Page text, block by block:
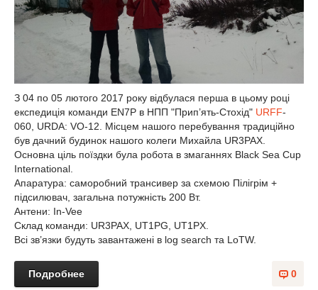
З 04 по 05 лютого 2017 року відбулася перша в цьому році
експедиція команди EN7P в НПП "Прип’ять-Стохід" URFF-
060, URDA: VO-12. Місцем нашого перебування традиційно
був дачний будинок нашого колеги Михайла UR3PAX.
Основна ціль поїздки була робота в змаганнях Black Sea Cup
International.
Апаратура: саморобний трансивер за схемою Пілігрім +
підсилювач, загальна потужність 200 Вт.
Антени: In-Vee
Склад команди: UR3PAX, UT1PG, UT1PX.
Всі зв’язки будуть завантажені в log search та LoTW.
0
Подробнее